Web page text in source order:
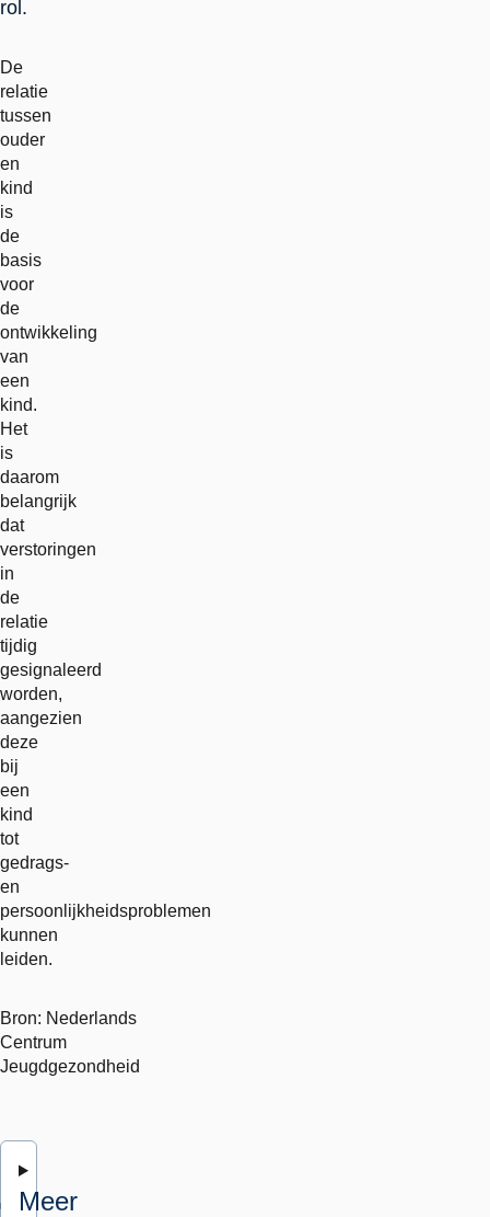
rol.
De
relatie
tussen
ouder
en
kind
is
de
basis
voor
de
ontwikkeling
van
een
kind.
Het
is
daarom
belangrijk
dat
verstoringen
in
de
relatie
tijdig
gesignaleerd
worden,
aangezien
deze
bij
een
kind
tot
gedrags-
en
persoonlijkheidsproblemen
kunnen
leiden.
Bron: Nederlands
Centrum
Jeugdgezondheid
Meer